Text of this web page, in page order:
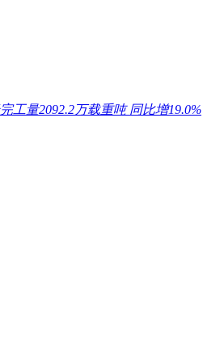
工量2092.2万载重吨 同比增19.0%